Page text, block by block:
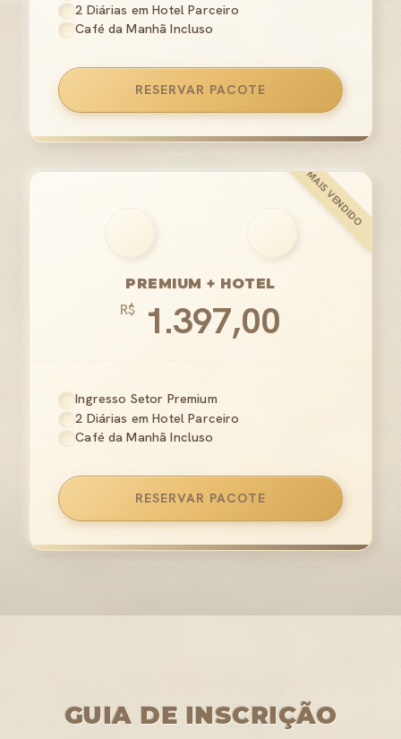
2 Diárias em Hotel Parceiro
Café da Manhã Incluso
RESERVAR PACOTE
PREMIUM + HOTEL
R$ 1.397,00
Ingresso Setor Premium
2 Diárias em Hotel Parceiro
Café da Manhã Incluso
RESERVAR PACOTE
GUIA DE INSCRIÇÃO